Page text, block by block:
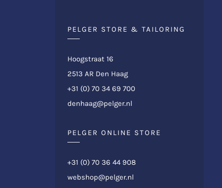
PELGER STORE & TAILORING
Hoogstraat 16
2513 AR Den Haag
+31 (0) 70 34 69 700
denhaag@pelger.nl
PELGER ONLINE STORE
+31 (0) 70 36 44 908
webshop@pelger.nl